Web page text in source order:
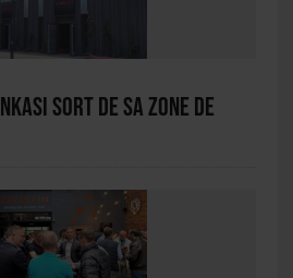
sort de sa zone de